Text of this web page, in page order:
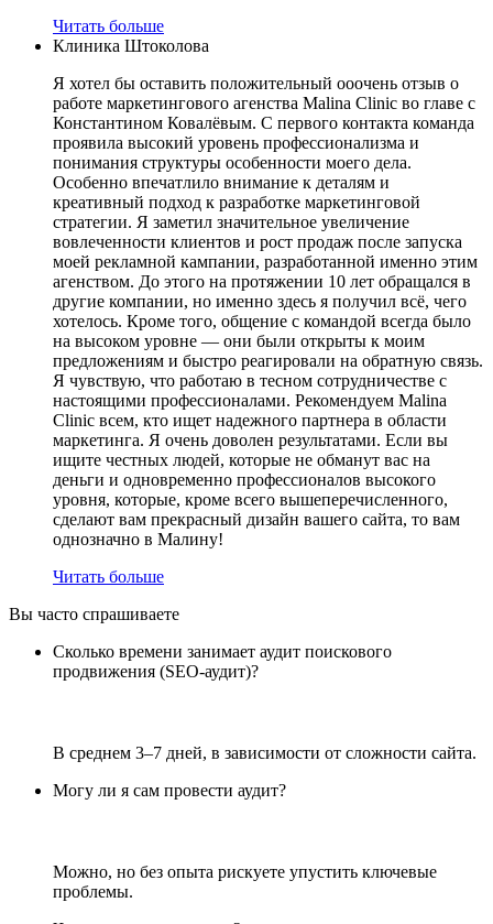
Читать больше
Клиника Штоколова
Я хотел бы оставить положительный ооочень отзыв о
работе маркетингового агенства Malina Clinic во главе с
Константином Ковалёвым. С первого контакта команда
проявила высокий уровень профессионализма и
понимания структуры особенности моего дела.
Особенно впечатлило внимание к деталям и
креативный подход к разработке маркетинговой
стратегии. Я заметил значительное увеличение
вовлеченности клиентов и рост продаж после запуска
моей рекламной кампании, разработанной именно этим
агенством. До этого на протяжении 10 лет обращался в
другие компании, но именно здесь я получил всё, чего
хотелось. Кроме того, общение с командой всегда было
на высоком уровне — они были открыты к моим
предложениям и быстро реагировали на обратную связь.
Я чувствую, что работаю в тесном сотрудничестве с
настоящими профессионалами. Рекомендуем Malina
Clinic всем, кто ищет надежного партнера в области
маркетинга. Я очень доволен результатами. Если вы
ищите честных людей, которые не обманут вас на
деньги и одновременно профессионалов высокого
уровня, которые, кроме всего вышеперечисленного,
сделают вам прекрасный дизайн вашего сайта, то вам
однозначно в Малину!
Читать больше
Вы часто спрашиваете
Сколько времени занимает аудит поискового
продвижения (SEO-аудит)?
В среднем 3–7 дней, в зависимости от сложности сайта.
Могу ли я сам провести аудит?
Можно, но без опыта рискуете упустить ключевые
проблемы.